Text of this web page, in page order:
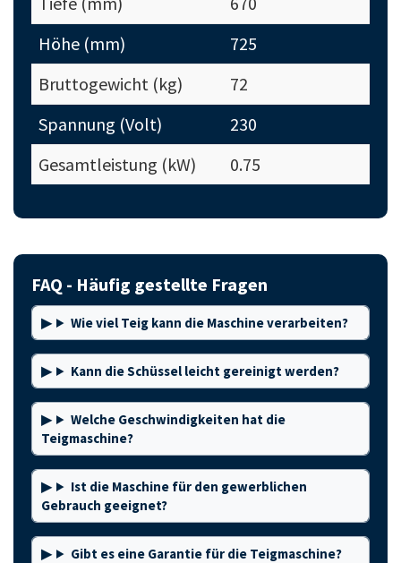
Höhe (mm)
725
Bruttogewicht (kg)
72
Spannung (Volt)
230
Gesamtleistung (kW)
0.75
FAQ - Häufig gestellte Fragen
Wie viel Teig kann die Maschine verarbeiten?
Kann die Schüssel leicht gereinigt werden?
Welche Geschwindigkeiten hat die
Teigmaschine?
Ist die Maschine für den gewerblichen
Gebrauch geeignet?
Gibt es eine Garantie für die Teigmaschine?